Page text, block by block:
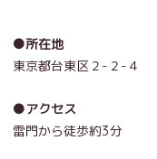
●所在地
東京都台東区２-２-４
●アクセス
雷門から徒歩約3分